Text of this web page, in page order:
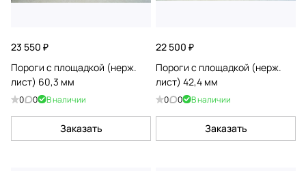
23 550 ₽
Пороги с площадкой (нерж.
лист) 60,3 мм
0 0 В наличии
Заказать
22 500 ₽
Пороги с площадкой (нерж.
лист) 42,4 мм
0 0 В наличии
Заказать